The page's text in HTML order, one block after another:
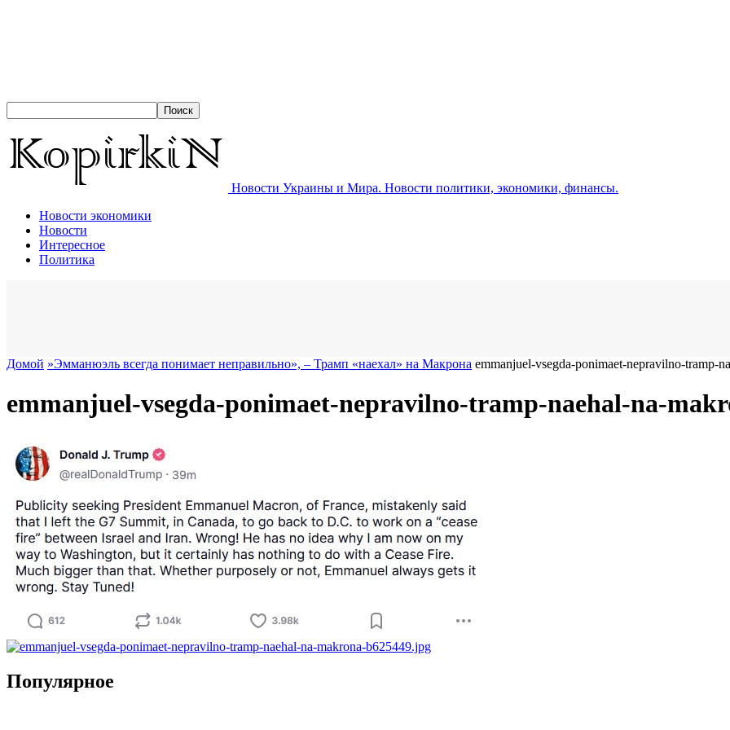
Новости Украины и Мира. Новости политики, экономики, финансы.
Новости экономики
Новости
Интересное
Политика
Домой ​»Эмманюэль всегда понимает неправильно», – Трамп «наехал» на Макрона emmanjuel-vsegda-ponimaet-nepravilno-tramp-
emmanjuel-vsegda-ponimaet-nepravilno-tramp-naehal-na-
Популярное